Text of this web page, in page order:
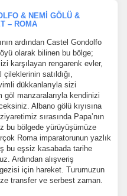
anonim olarak ölçeriz.
ve kullanıcıların nerede
olur.
göstermek için
görmeye devam edersiniz,
& NEMİ GÖLÜ &
– ROMA
ardından Castel Gondolfo
olarak bilinen bu bölge;
karşılayan rengarenk evler,
satıldığı,
dükkanlarıyla sizi
göl manzaralarıyla kendinizi
Albano gölü kıyısına
sırasında Papa’nın
bu bölgede yürüyüşümüze
Roma imparatorunun yazlık
bu eşsiz kasabada tarihe
Ardından alışveriş
için hareket. Turumuzun
transfer ve serbest zaman.